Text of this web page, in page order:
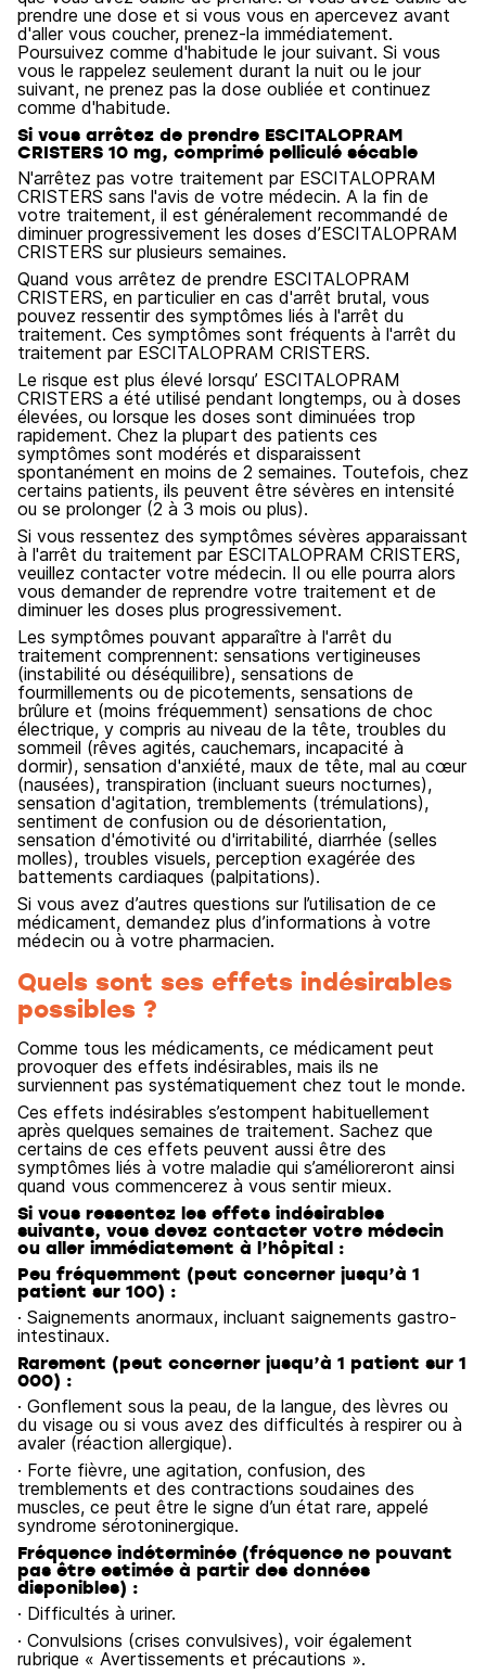
prendre une dose et si vous vous en apercevez avant
d'aller vous coucher, prenez-la immédiatement.
Poursuivez comme d'habitude le jour suivant. Si vous
vous le rappelez seulement durant la nuit ou le jour
suivant, ne prenez pas la dose oubliée et continuez
comme d'habitude.
Si vous arrêtez de prendre ESCITALOPRAM
CRISTERS 10 mg, comprimé pelliculé sécable
N'arrêtez pas votre traitement par ESCITALOPRAM
CRISTERS sans l'avis de votre médecin. A la fin de
votre traitement, il est généralement recommandé de
diminuer progressivement les doses d’ESCITALOPRAM
CRISTERS sur plusieurs semaines.
Quand vous arrêtez de prendre ESCITALOPRAM
CRISTERS, en particulier en cas d'arrêt brutal, vous
pouvez ressentir des symptômes liés à l'arrêt du
traitement. Ces symptômes sont fréquents à l'arrêt du
traitement par ESCITALOPRAM CRISTERS.
Le risque est plus élevé lorsqu’ ESCITALOPRAM
CRISTERS a été utilisé pendant longtemps, ou à doses
élevées, ou lorsque les doses sont diminuées trop
rapidement. Chez la plupart des patients ces
symptômes sont modérés et disparaissent
spontanément en moins de 2 semaines. Toutefois, chez
certains patients, ils peuvent être sévères en intensité
ou se prolonger (2 à 3 mois ou plus).
Si vous ressentez des symptômes sévères apparaissant
à l'arrêt du traitement par ESCITALOPRAM CRISTERS,
veuillez contacter votre médecin. Il ou elle pourra alors
vous demander de reprendre votre traitement et de
diminuer les doses plus progressivement.
Les symptômes pouvant apparaître à l'arrêt du
traitement comprennent: sensations vertigineuses
(instabilité ou déséquilibre), sensations de
fourmillements ou de picotements, sensations de
brûlure et (moins fréquemment) sensations de choc
électrique, y compris au niveau de la tête, troubles du
sommeil (rêves agités, cauchemars, incapacité à
dormir), sensation d'anxiété, maux de tête, mal au cœur
(nausées), transpiration (incluant sueurs nocturnes),
sensation d'agitation, tremblements (trémulations),
sentiment de confusion ou de désorientation,
sensation d'émotivité ou d'irritabilité, diarrhée (selles
molles), troubles visuels, perception exagérée des
battements cardiaques (palpitations).
Si vous avez d’autres questions sur l’utilisation de ce
médicament, demandez plus d’informations à votre
médecin ou à votre pharmacien.
Quels sont ses effets indésirables
possibles ?
Comme tous les médicaments, ce médicament peut
provoquer des effets indésirables, mais ils ne
surviennent pas systématiquement chez tout le monde.
Ces effets indésirables s’estompent habituellement
après quelques semaines de traitement. Sachez que
certains de ces effets peuvent aussi être des
symptômes liés à votre maladie qui s’amélioreront ainsi
quand vous commencerez à vous sentir mieux.
Si vous ressentez les effets indésirables
suivants, vous devez contacter votre médecin
ou aller immédiatement à l’hôpital :
Peu fréquemment (peut concerner jusqu’à 1
patient sur 100) :
· Saignements anormaux, incluant saignements gastro-
intestinaux.
Rarement (peut concerner jusqu’à 1 patient sur 1
000) :
· Gonflement sous la peau, de la langue, des lèvres ou
du visage ou si vous avez des difficultés à respirer ou à
avaler (réaction allergique).
· Forte fièvre, une agitation, confusion, des
tremblements et des contractions soudaines des
muscles, ce peut être le signe d’un état rare, appelé
syndrome sérotoninergique.
Fréquence indéterminée (fréquence ne pouvant
pas être estimée à partir des données
disponibles) :
· Difficultés à uriner.
· Convulsions (crises convulsives), voir également
rubrique « Avertissements et précautions ».